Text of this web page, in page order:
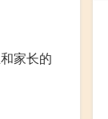
家长的